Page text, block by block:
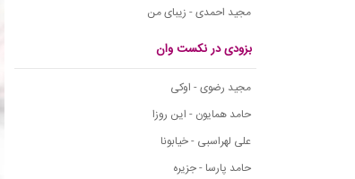
مجید احمدی - زیبای من
بزودی در نکست وان
مجید رضوی - اوکی
حامد همایون - این روزا
علی لهراسبی - خیابونا
حامد پارسا - جزیره